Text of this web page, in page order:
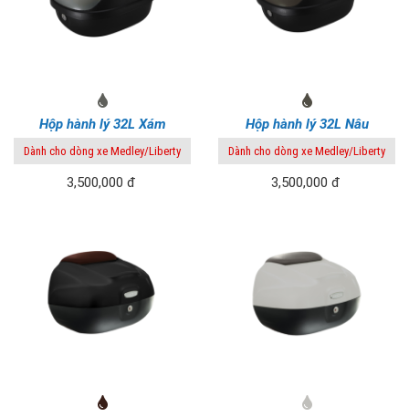
Hộp hành lý 32L Xám
Dành cho dòng xe Medley/Liberty
3,500,000 đ
Hộp hành lý 32L Nâu
Dành cho dòng xe Medley/Liberty
3,500,000 đ